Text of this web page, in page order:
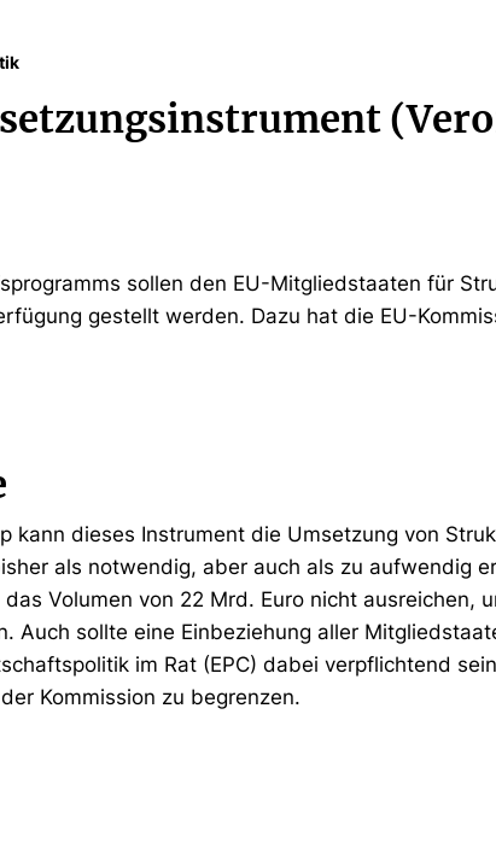
sollen den EU-Mitgliedstaaten für
gestellt werden. Dazu hat die EU-
kann dieses Instrument die Umsetzung von
als notwendig, aber auch als zu aufwendig
Volumen von 22 Mrd. Euro nicht ausreichen,
Auch sollte eine Einbeziehung aller
im Rat (EPC) dabei verpflichtend
Kommission zu begrenzen.